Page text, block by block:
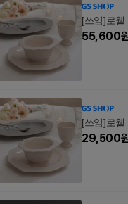
[쓰임]로웰
55,600
[쓰임]로웰
29,500